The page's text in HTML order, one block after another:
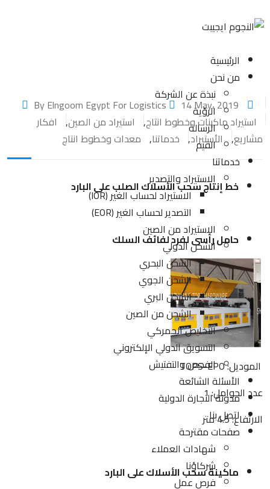
الرئيسية
من نحن
نبذة عن الشركة
الرؤية
الرسالة
القيم
خدماتنا
الاستيراد والتصدير
الاستيراد لحساب الغير (IOR)
التصدير لحساب الغير (EOR)
الاستيراد من الصين
الشحن الدولي
الشحن البحري
الشحن الجوي
الشحن البري
الشحن من الصين
التخليص الجمركي
التسويق الدولي الإلكتروني
الفحص والتفتيش
الأسئلة الشائعة
مدونة التجارة الدولية
اتصل بنا
صفحات مقترحة
شهادات العملاء
شركاؤنا
فرص عمل
14 May، 2019
استيراد ماكينات وخطوط انتاج, استيراد من الصين, افكار
مشاريع, الأستيراد, خدماتنا, معدات وخطوط انتاج
خط إنتاج سحب الأسلاك الصلب على البارد
حامل رأسى لفرد لفائف السلك
الموديل: TOPS-EPO
عدد الحوامل: 1
الارتفاع: 4.5 متر
ماكينة سحب الأسلاك على البارد